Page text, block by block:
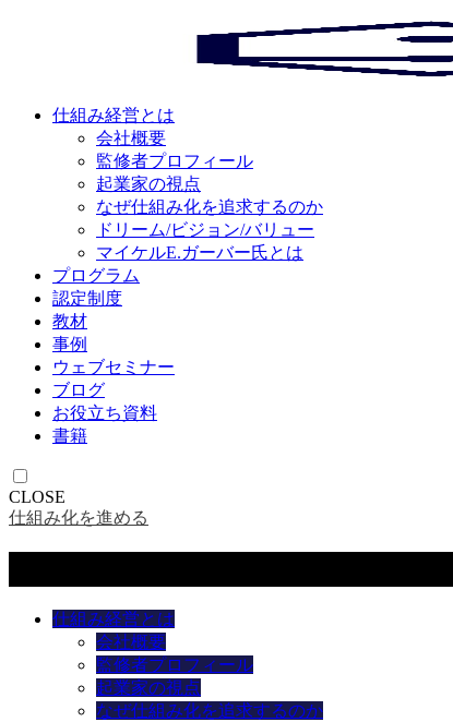
仕組み経営とは
会社概要
監修者プロフィール
起業家の視点
なぜ仕組み化を追求するのか
ドリーム/ビジョン/バリュー
マイケルE.ガーバー氏とは
プログラム
認定制度
教材
事例
ウェブセミナー
ブログ
お役立ち資料
書籍
CLOSE
仕組み化を進める
仕組み経営とは
会社概要
監修者プロフィール
起業家の視点
なぜ仕組み化を追求するのか